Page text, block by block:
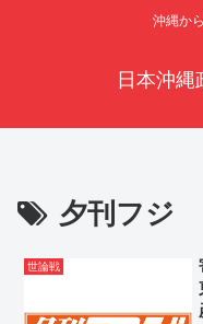
沖縄か
日本沖
夕刊フジ
世論戦